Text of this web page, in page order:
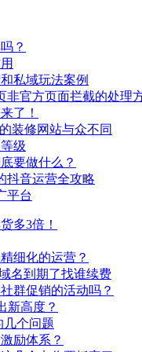
？
私域玩法案例
非官方页面拦截的处理
了！
装修网站与众不同
级
要做什么？
抖音运营全攻略
平台
多3倍！
细化的运营？
名到期了找谁续费
群促销的活动吗？
新高度？
几个问题
励体系？